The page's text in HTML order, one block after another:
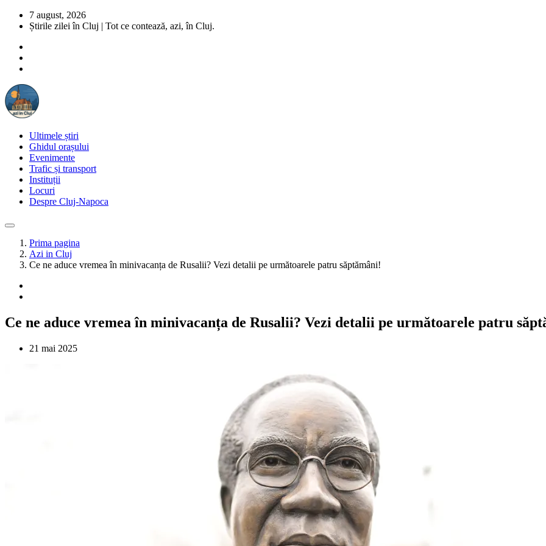
7 august, 2026
Știrile zilei în Cluj | Tot ce contează, azi, în Cluj.
Ultimele știri
Ghidul orașului
Evenimente
Trafic și transport
Instituții
Locuri
Despre Cluj-Napoca
Prima pagina
Azi in Cluj
Ce ne aduce vremea în minivacanța de Rusalii? Vezi detalii pe următoarele patru săptămâni!
Ce ne aduce vremea în minivacanța de Rusalii? Vezi detalii pe următoarele patru
21 mai 2025